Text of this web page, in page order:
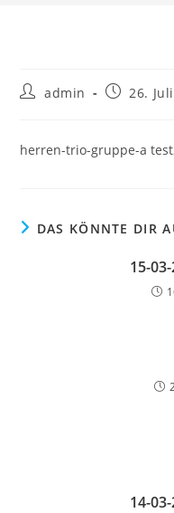
Beitrags-
admin
Beitrag
26.
herren-trio-gruppe-a
DAS KÖNNTE DIR
15-
14-